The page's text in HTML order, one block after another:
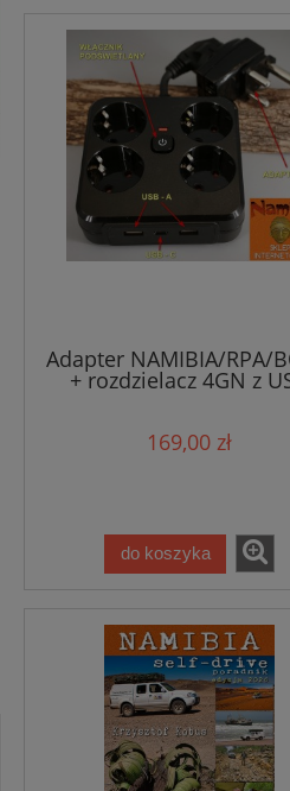
Adapter NAMIBIA/RPA/
+ rozdzielacz 4GN z
169,00 zł
do koszyka